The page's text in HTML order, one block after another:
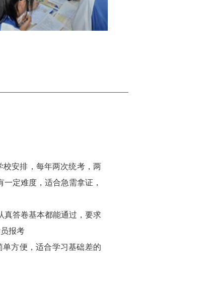
安排，每年两次统考，两
定难度，适合急需拿证，
真答卷基本都能通过，要求
报考
方便，适合学习基础差的